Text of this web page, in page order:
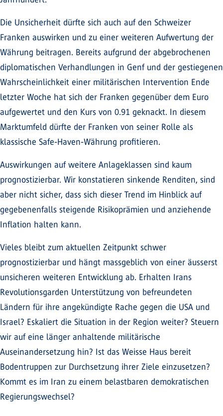
Die Unsicherheit dürfte sich auch auf den Schweizer
Franken auswirken und zu einer weiteren Aufwertung der
Währung beitragen. Bereits aufgrund der abgebrochenen
diplomatischen Verhandlungen in Genf und der gestiegenen
Wahrscheinlichkeit einer militärischen Intervention Ende
letzter Woche hat sich der Franken gegenüber dem Euro
aufgewertet und den Kurs von 0.91 geknackt. In diesem
Marktumfeld dürfte der Franken von seiner Rolle als
klassische Safe-Haven-Währung profitieren.
Auswirkungen auf weitere Anlageklassen sind kaum
prognostizierbar. Wir konstatieren sinkende Renditen, sind
aber nicht sicher, dass sich dieser Trend im Hinblick auf
gegebenenfalls steigende Risikoprämien und anziehende
Inflation halten kann.
Vieles bleibt zum aktuellen Zeitpunkt schwer
prognostizierbar und hängt massgeblich von einer äusserst
unsicheren weiteren Entwicklung ab. Erhalten Irans
Revolutionsgarden Unterstützung von befreundeten
Ländern für ihre angekündigte Rache gegen die USA und
Israel? Eskaliert die Situation in der Region weiter? Steuern
wir auf eine länger anhaltende militärische
Auseinandersetzung hin? Ist das Weisse Haus bereit
Bodentruppen zur Durchsetzung ihrer Ziele einzusetzen?
Kommt es im Iran zu einem belastbaren demokratischen
Regierungswechsel?